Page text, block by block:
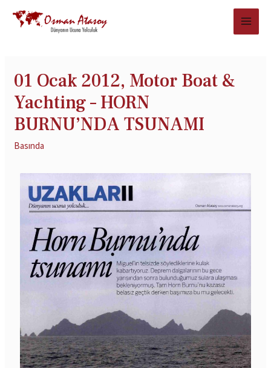
01 Ocak 2012, Motor Boat &
Yachting – HORN
BURNU’NDA TSUNAMI
Basında